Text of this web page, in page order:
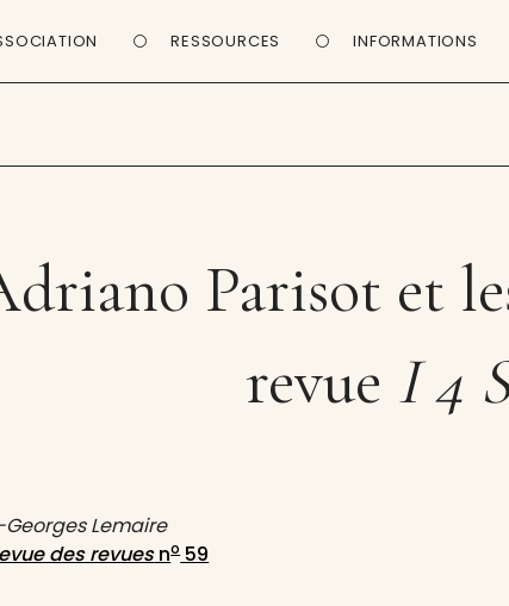
RESSOURCES INFORMATIONS
Parisot et
revue I 4
Lemaire
des revuesno59